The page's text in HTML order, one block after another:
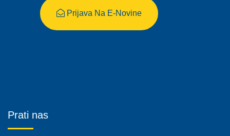
Prijava Na E-Novine
Prati nas